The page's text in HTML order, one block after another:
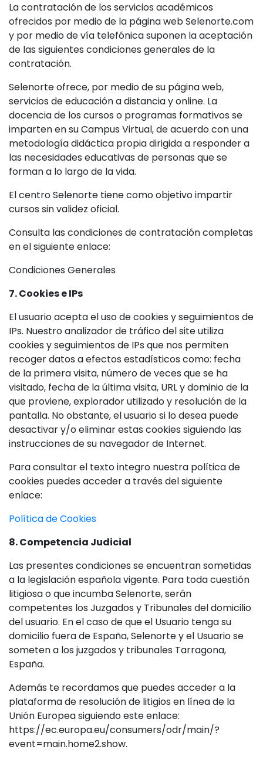
La contratación de los servicios académicos
ofrecidos por medio de la página web Selenorte.com
y por medio de vía telefónica suponen la aceptación
de las siguientes condiciones generales de la
contratación.
Selenorte ofrece, por medio de su página web,
servicios de educación a distancia y online. La
docencia de los cursos o programas formativos se
imparten en su Campus Virtual, de acuerdo con una
metodología didáctica propia dirigida a responder a
las necesidades educativas de personas que se
forman a lo largo de la vida.
El centro Selenorte tiene como objetivo impartir
cursos sin validez oficial.
Consulta las condiciones de contratación completas
en el siguiente enlace:
Condiciones Generales
7. Cookies e IPs
El usuario acepta el uso de cookies y seguimientos de
IPs. Nuestro analizador de tráfico del site utiliza
cookies y seguimientos de IPs que nos permiten
recoger datos a efectos estadísticos como: fecha
de la primera visita, número de veces que se ha
visitado, fecha de la última visita, URL y dominio de la
que proviene, explorador utilizado y resolución de la
pantalla. No obstante, el usuario si lo desea puede
desactivar y/o eliminar estas cookies siguiendo las
instrucciones de su navegador de Internet.
Para consultar el texto integro nuestra política de
cookies puedes acceder a través del siguiente
enlace:
Política de Cookies
8. Competencia Judicial
Las presentes condiciones se encuentran sometidas
a la legislación española vigente. Para toda cuestión
litigiosa o que incumba Selenorte, serán
competentes los Juzgados y Tribunales del domicilio
del usuario. En el caso de que el Usuario tenga su
domicilio fuera de España, Selenorte y el Usuario se
someten a los juzgados y tribunales Tarragona,
España.
Además te recordamos que puedes acceder a la
plataforma de resolución de litigios en línea de la
Unión Europea siguiendo este enlace:
https://ec.europa.eu/consumers/odr/main/?
event=main.home2.show.